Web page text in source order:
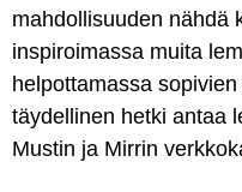
mahdollisuuden nähdä
inspiroimassa muita
helpottamassa
täydellinen hetki antaa
Mustin ja Mirrin